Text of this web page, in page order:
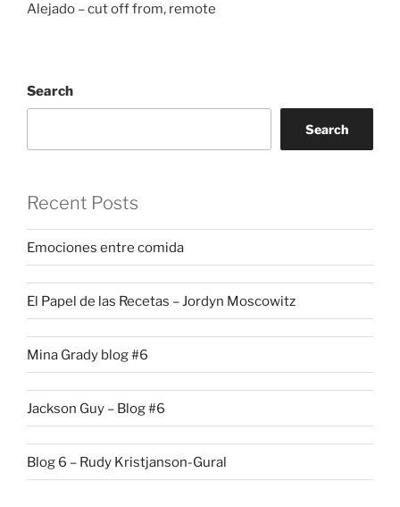
Alejado – cut off from, remote
Search
Search
Recent Posts
Emociones entre comida
El Papel de las Recetas – Jordyn Moscowitz
Mina Grady blog #6
Jackson Guy – Blog #6
Blog 6 – Rudy Kristjanson-Gural